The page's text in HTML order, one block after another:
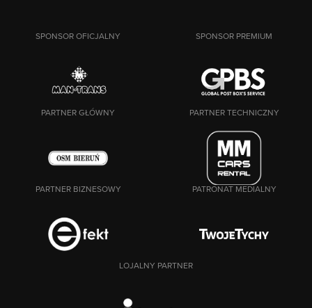
SPONSOR OFICJALNY SPONSOR PREMIUM
PARTNER GŁÓWNY PARTNER TECHNICZNY
PARTNER BIZNESOWY PATRONAT MEDIALNY
LOJALNY PARTNER